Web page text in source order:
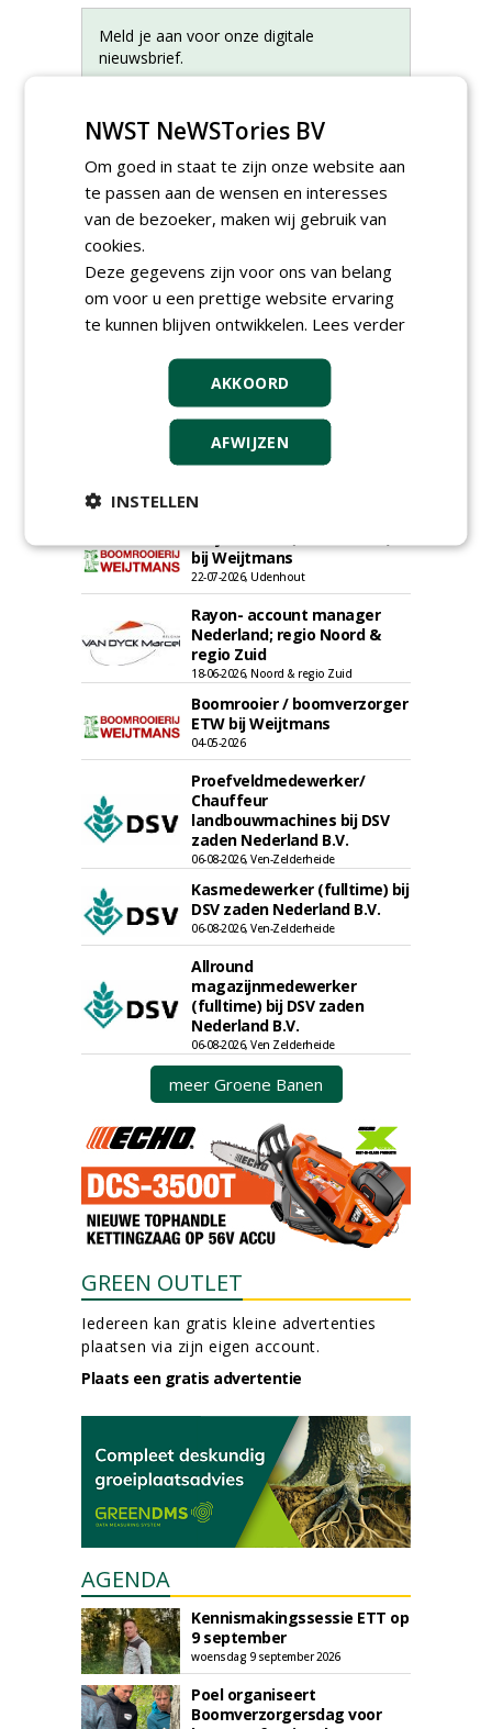
Meld je aan voor onze digitale
nieuwsbrief.
Groeiplaats specialist bij
Boomtotaalzorg32-40 uur
30-07-2026, Schalkwijk
Boominspecteur bij
30-07-2026, Schalkwijk
bij Weijtmans
22-07-2026, Udenhout
Rayon- account manager
Nederland; regio Noord &
regio Zuid
18-06-2026, Noord & regio Zuid
Boomrooier / boomverzorger
ETW bij Weijtmans
04-05-2026
Proefveldmedewerker/
Chauffeur
landbouwmachines bij DSV
zaden Nederland B.V.
06-08-2026, Ven-Zelderheide
Kasmedewerker (fulltime) bij
DSV zaden Nederland B.V.
06-08-2026, Ven-Zelderheide
Allround
magazijnmedewerker
(fulltime) bij DSV zaden
Nederland B.V.
06-08-2026, Ven Zelderheide
meer Groene Banen
GREEN OUTLET
Iedereen kan gratis kleine advertenties
plaatsen via zijn eigen account.
Plaats een gratis advertentie
AGENDA
Kennismakingssessie ETT op
9 september
woensdag 9 september 2026
Poel organiseert
Boomverzorgersdag voor
NWST NeWSTories BV
Om goed in staat te zijn onze website aan
te passen aan de wensen en interesses
van de bezoeker, maken wij gebruik van
cookies.
Deze gegevens zijn voor ons van belang
om voor u een prettige website ervaring
te kunnen blijven ontwikkelen. Lees verder
AKKOORD
AFWIJZEN
INSTELLEN